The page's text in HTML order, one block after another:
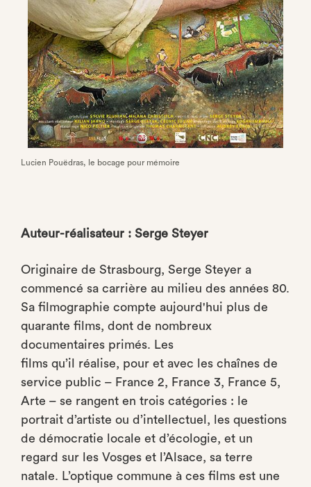
Lucien Pouëdras, le bocage pour mémoire
Auteur-réalisateur : Serge Steyer
Originaire de Strasbourg, Serge Steyer a
commencé sa carrière au milieu des années 80.
Sa filmographie compte aujourd'hui plus de
quarante films, dont de nombreux
documentaires primés. Les
films qu’il réalise, pour et avec les chaînes de
service public – France 2, France 3, France 5,
Arte – se rangent en trois catégories : le
portrait d’artiste ou d’intellectuel, les questions
de démocratie locale et d’écologie, et un
regard sur les Vosges et l’Alsace, sa terre
natale. L’optique commune à ces films est une